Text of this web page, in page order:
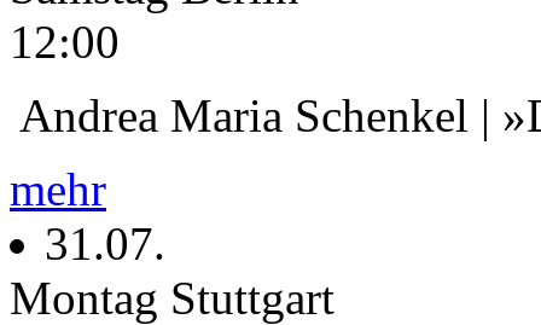
12:00
Andrea Maria Schenkel |
mehr
31.07.
Montag Stuttgart